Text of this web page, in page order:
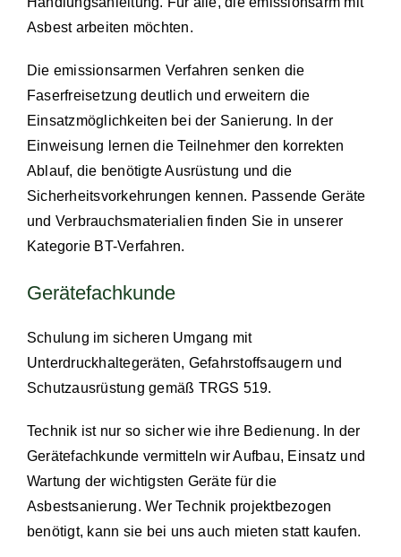
Asbest arbeiten möchten.
Die emissionsarmen Verfahren senken die
Faserfreisetzung deutlich und erweitern die
Einsatzmöglichkeiten bei der Sanierung. In der
Einweisung lernen die Teilnehmer den korrekten
Ablauf, die benötigte Ausrüstung und die
Sicherheitsvorkehrungen kennen. Passende Geräte
und Verbrauchsmaterialien finden Sie in unserer
Kategorie BT-Verfahren.
Gerätefachkunde
Schulung im sicheren Umgang mit
Unterdruckhaltegeräten, Gefahrstoffsaugern und
Schutzausrüstung gemäß TRGS 519.
Technik ist nur so sicher wie ihre Bedienung. In der
Gerätefachkunde vermitteln wir Aufbau, Einsatz und
Wartung der wichtigsten Geräte für die
Asbestsanierung. Wer Technik projektbezogen
benötigt, kann sie bei uns auch mieten statt kaufen.